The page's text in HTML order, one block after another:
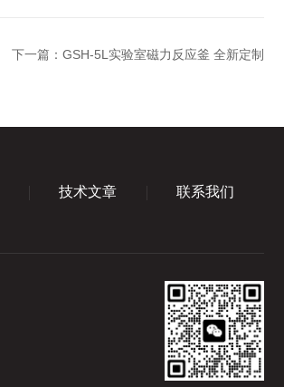
下一篇： GSH-5L实验室磁力反应釜 全新定制
技术文章 联系我们